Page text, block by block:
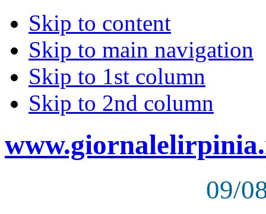
Skip to content
Skip to main navigation
Skip to 1st column
Skip to 2nd column
09/